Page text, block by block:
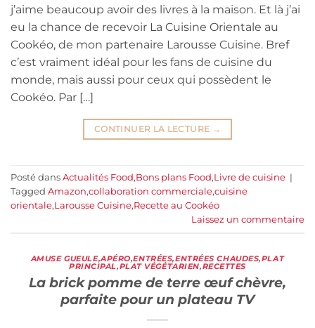
j’aime beaucoup avoir des livres à la maison. Et là j’ai
eu la chance de recevoir La Cuisine Orientale au
Cookéo, de mon partenaire Larousse Cuisine. Bref
c’est vraiment idéal pour les fans de cuisine du
monde, mais aussi pour ceux qui possèdent le
Cookéo. Par […]
CONTINUER LA LECTURE →
Posté dans Actualités Food,Bons plans Food,Livre de cuisine |
Tagged Amazon,collaboration commerciale,cuisine
orientale,Larousse Cuisine,Recette au Cookéo
Laissez un commentaire
AMUSE GUEULE,APÉRO,ENTRÉES,ENTRÉES CHAUDES,PLAT
PRINCIPAL,PLAT VÉGÉTARIEN,RECETTES
La brick pomme de terre œuf chèvre,
parfaite pour un plateau TV